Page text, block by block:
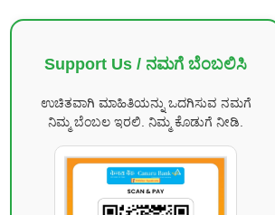
Support Us / ನಮಗೆ ಬೆಂಬಲಿಸಿ
ಉಚಿತವಾಗಿ ಮಾಹಿತಿಯನ್ನು ಒದಗಿಸುವ ನಮಗೆ
ನಿಮ್ಮ ಬೆಂಬಲ ಇರಲಿ. ನಿಮ್ಮ ಕೊಡುಗೆ ನೀಡಿ.